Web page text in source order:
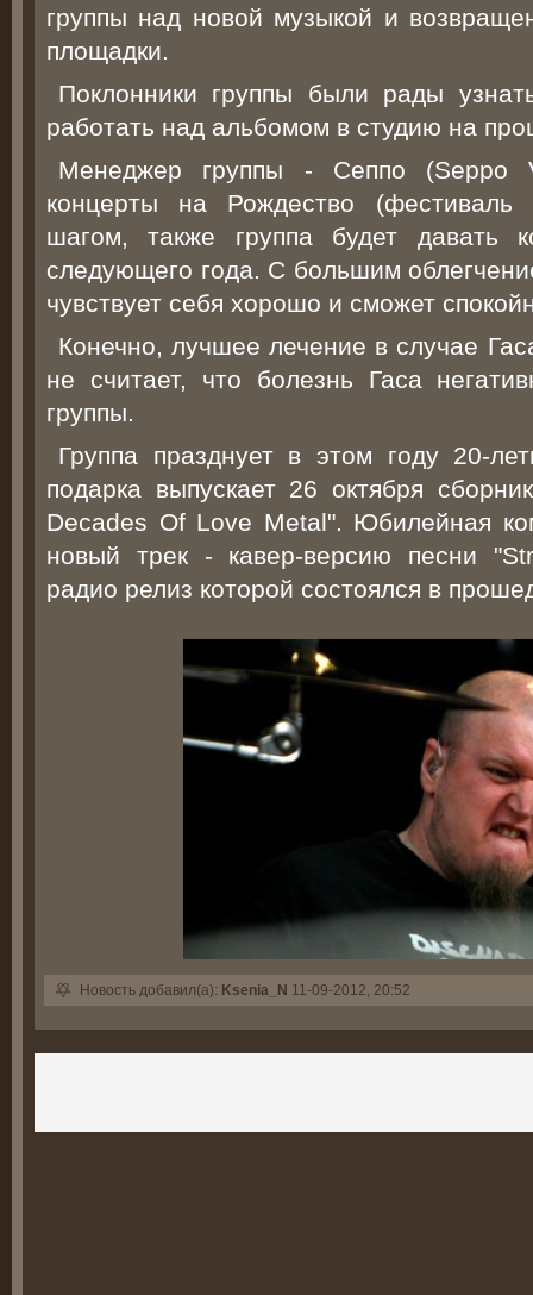
группы над новой музыкой и
площадки.
Поклонники группы были рады
работать над альбомом в студию на
Менеджер группы - Сеппо (Seppo
концерты на Рождество
шагом, также группа будет давать
следующего года. С большим
чувствует себя хорошо и сможет
Конечно, лучшее лечение в случае
не считает, что болезнь Гаса
группы.
Группа празднует в этом году 20-
подарка выпускает 26 октября
Decades Of Love Metal". Юбилейная
новый трек - кавер-версию песни
радио релиз которой состоялся в
Новость добавил(а): Ksenia_N 11-09-2012, 20:52